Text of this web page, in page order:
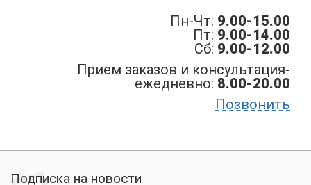
Пн-Чт: 9.00-15.00
Пт: 9.00-14.00
Сб: 9.00-12.00
Прием заказов и консультация-
ежедневно: 8.00-20.00
Позвонить
Подписка на новости